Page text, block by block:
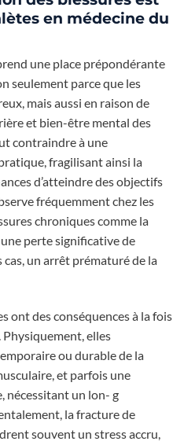
en médecine du
une place prépondérante
seulement parce que les
mais aussi en raison de
et bien-être mental des
contraindre à une
fragilisant ainsi la
d’atteindre des objectifs
fréquemment chez les
chroniques comme la
perte significative de
un arrêt prématuré de la
ont des conséquences à la fois
elles
ou durable de la
et parfois une
nécessitant un lon- g
la fracture de
souvent un stress accru,